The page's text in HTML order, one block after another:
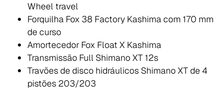
Wheel travel
Forquilha Fox 38 Factory Kashima com 170 mm
de curso
Amortecedor Fox Float X Kashima
Transmissão Full Shimano XT 12s
Travões de disco hidráulicos Shimano XT de 4
pistões 203/203